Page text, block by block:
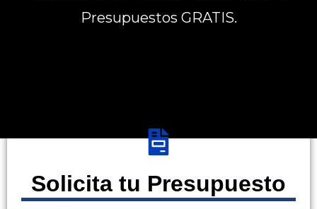
Presupuestos GRATIS.
Solicita tu Presupuesto